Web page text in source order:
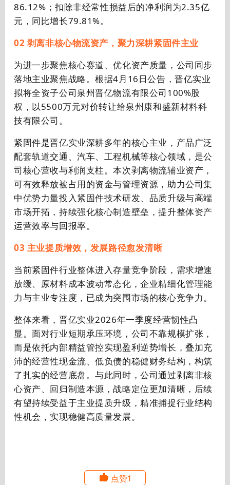
86.12% ；扣除非经常性损益后的净利润为2.35亿
元，同比增长79.81%。
02 剥离非核心物流资产，聚力深耕紧固件主业
为进一步聚焦核心赛道、优化资产质量，公司同步
落地主业聚焦战略。根据4月16日公告，晋亿实业
拟将全资子公司泉州晋亿物流有限公司100%股
权，以5500万元对价转让给泉州康和盛新材料科
技有限公司。
紧固件是晋亿实业深耕多年的核心主业，产品广泛
配套轨道交通、汽车、工程机械等核心领域，是公
司核心营收与利润支柱。本次剥离物流辅业资产，
可有效释放被占用的资金与管理资源，助力公司集
中优势力量投入紧固件技术研发、品质升级与高端
市场开拓，持续强化核心制造壁垒，提升整体资产
运营效率与回报率。
03 主业提质增效，发展路径愈发清晰
当前紧固件行业整体进入存量竞争阶段，需求增速
放缓、原材料成本波动常态化，企业精细化管理能
力与主业专注度，已成为突围市场的核心竞争力。
整体来看，晋亿实业2026年一季度经营韧性凸
显。面对行业短期承压环境，公司不靠规模扩张，
而是依托内部精益管控实现盈利逆势增长，叠加充
沛的经营性现金流、低负债的稳健财务结构，构筑
了扎实的经营底盘。与此同时，公司通过剥离非核
心资产、回归制造本源，战略定位更加清晰，后续
有望持续受益于主业提质升级，精准捕捉行业结构
性机会，实现稳健高质量发展。
点赞1